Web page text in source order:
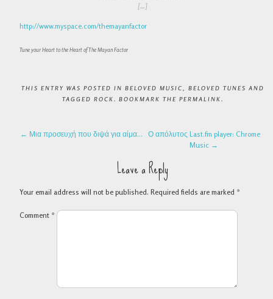
[…]
http://www.myspace.com/themayanfactor
Tune your Heart to the Heart of The Mayan Factor
THIS ENTRY WAS POSTED IN BELOVED MUSIC BELOVED TUNES AND
TAGGED ROCK . BOOKMARK THE PERMALINK .
POST NAVIGATION
← Μια προσευχή που διψά για αίμα…
Ο απόλυτος Last.fm player: Chrome
Music →
Leave a Reply
Your email address will not be published. Required fields are marked *
Comment *